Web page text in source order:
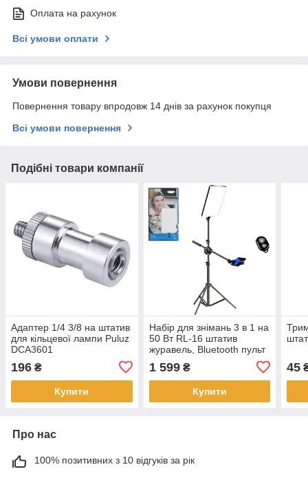
Оплата на рахунок
Всі умови оплати
Умови повернення
Повернення товару впродовж 14 днів за рахунок покупця
Всі умови повернення
Подібні товари компанії
Адаптер 1/4 3/8 на штатив
для кільцевої лампи Puluz
DCA3601
196 ₴
Купити
Набір для знімань 3 в 1 на
50 Вт RL-16 штатив
журавель, Bluetooth пульт
1 599₴
Купити
45
Про нас
100% позитивних з 10 відгуків за рік